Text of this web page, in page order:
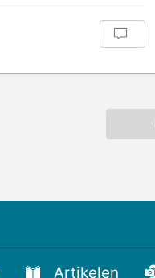
Artikelen